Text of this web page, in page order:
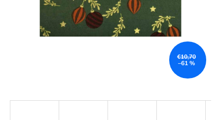
€10,70
–61 %